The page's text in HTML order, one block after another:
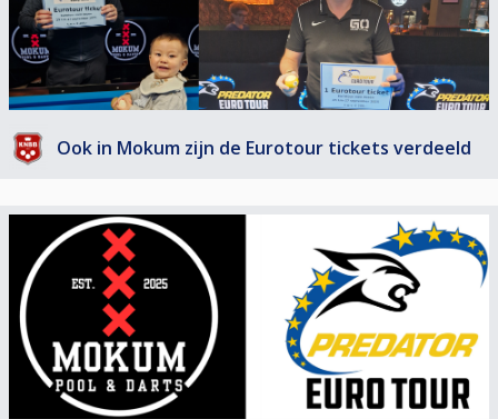
Toernooi info:
• Spelsoort: 9-ball
• Racking: Magic Rack, 9 op de spot met driepuntsregel
• Break: Alternate break
• Schema: 64DKO-16SKO
• Race naar: Minimaal 5, Afhankelijk van het aantal inschrijvingen kunnen de
SKO-fase variëren (De wedstrijdleiding is bepalend hierin).
• Volwaardig KNBB lidmaatschap verplicht
• Inschrijving en betaling dient online te worden voldaan via CueScore.
Afmelden met
terugbetaling kan tot en met zondag 10 augustus 2025 tot 23.59u daarna
zal er geen
inschrijfgeld meer terugbetaald worden.
• Bij het verkrijgen van het Eurotour ticket is de speler zelf verantwoordelijk
voor het verdere
gebruik en de bijbehorende verplichtingen. Het Eurotour ticket kan niet
teruggegeven
worden aan de organisatie
• Je kan zo vaak meedoen als je wil tot je een Eurotour ticket hebt
Ook in Mokum zijn de Eurotour tickets verdeeld